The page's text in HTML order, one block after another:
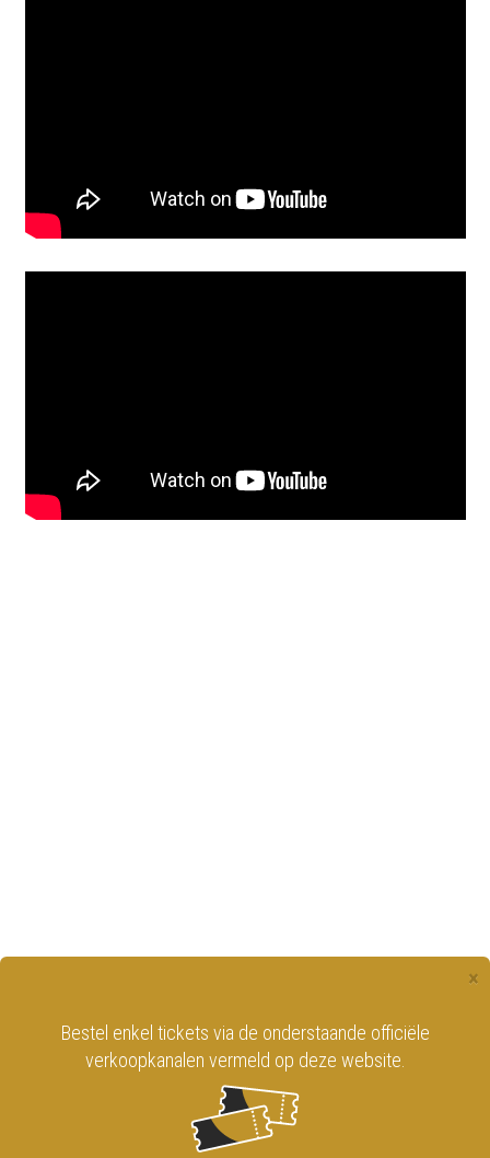
×
Bestel enkel tickets via de onderstaande officiële
verkoopkanalen vermeld op deze website.